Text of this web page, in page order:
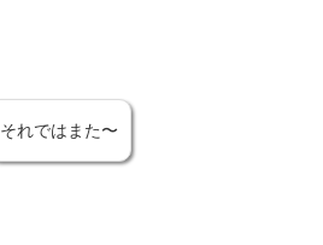
それではまた〜